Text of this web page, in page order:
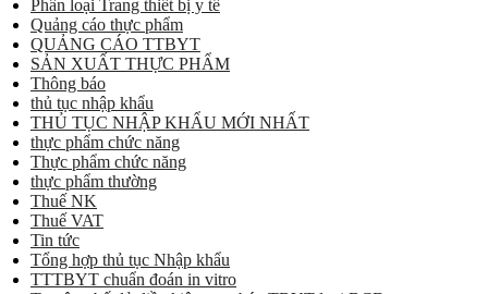
Phân loại Trang thiết bị y tế
Quảng cáo thực phẩm
QUẢNG CÁO TTBYT
SẢN XUẤT THỰC PHẨM
Thông báo
thủ tục nhập khẩu
THỦ TỤC NHẬP KHẨU MỚI NHẤT
thực phẩm chức năng
Thực phẩm chức năng
thực phẩm thường
Thuế NK
Thuế VAT
Tin tức
Tổng hợp thủ tục Nhập khẩu
TTTBYT chuẩn đoán in vitro